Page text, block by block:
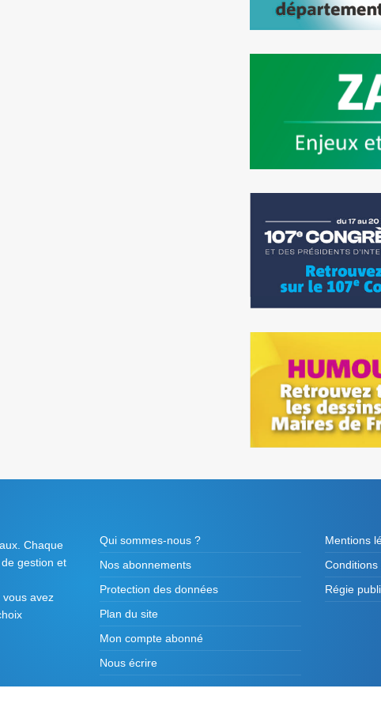
Chaque
gestion et
vous avez
Qui sommes-nous ?
Nos abonnements
Protection des données
Plan du site
Mon compte abonné
Nous écrire
Mentions
Régie